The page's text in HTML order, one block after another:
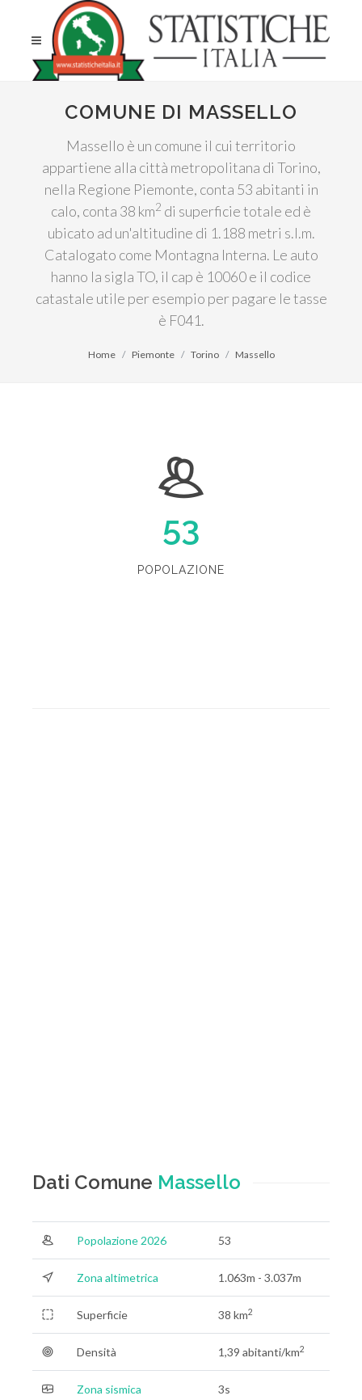
COMUNE DI MASSELLO
Massello è un comune il cui territorio
appartiene alla città metropolitana di Torino,
nella Regione Piemonte, conta 53 abitanti in
calo, conta 38 km2 di superficie totale ed è
ubicato ad un'altitudine di 1.188 metri s.l.m.
Catalogato come Montagna Interna. Le auto
hanno la sigla TO, il cap è 10060 e il codice
catastale utile per esempio per pagare le tasse
è F041.
Home Piemonte Torino Massello
53
POPOLAZIONE
Dati Comune Massello
Popolazione 2026 53
Zona altimetrica 1.063m - 3.037m
Superficie 38 km2
Densità 1,39 abitanti/km2
Zona sismica 3s